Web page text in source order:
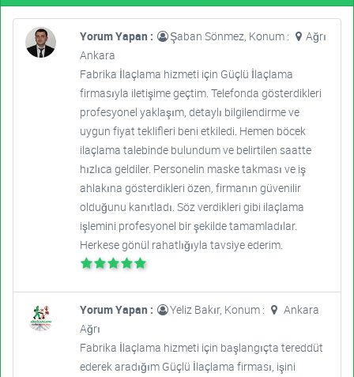
Yorum Yapan : Şaban Sönmez, Konum :
Ağrı
Ankara
Fabrika İlaçlama hizmeti için Güçlü İlaçlama
firmasıyla iletişime geçtim. Telefonda gösterdikleri
profesyonel yaklaşım, detaylı bilgilendirme ve
uygun fiyat teklifleri beni etkiledi. Hemen böcek
ilaçlama talebinde bulundum ve belirtilen saatte
hızlıca geldiler. Personelin maske takması ve iş
ahlakına gösterdikleri özen, firmanın güvenilir
olduğunu kanıtladı. Söz verdikleri gibi ilaçlama
işlemini profesyonel bir şekilde tamamladılar.
Herkese gönül rahatlığıyla tavsiye ederim.
Yorum Yapan : Yeliz Bakır, Konum :
Ankara
Ağrı
Fabrika İlaçlama hizmeti için başlangıçta tereddüt
ederek aradığım Güçlü İlaçlama firması, işini